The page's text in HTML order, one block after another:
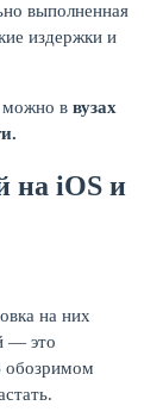
выполненная
издержки и
можно в вузах
на iOS и
на них
— это
обозримом